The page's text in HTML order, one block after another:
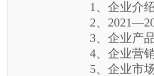
1、企业介绍与桥
2、2021—2025
3、企业产品投
4、企业营销渠
5、企业市场竞争